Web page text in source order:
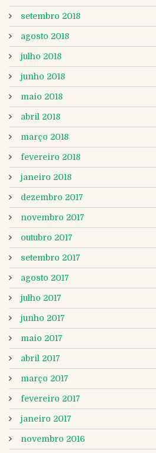
setembro 2018
agosto 2018
julho 2018
junho 2018
maio 2018
abril 2018
março 2018
fevereiro 2018
janeiro 2018
dezembro 2017
novembro 2017
outubro 2017
setembro 2017
agosto 2017
julho 2017
junho 2017
maio 2017
abril 2017
março 2017
fevereiro 2017
janeiro 2017
novembro 2016